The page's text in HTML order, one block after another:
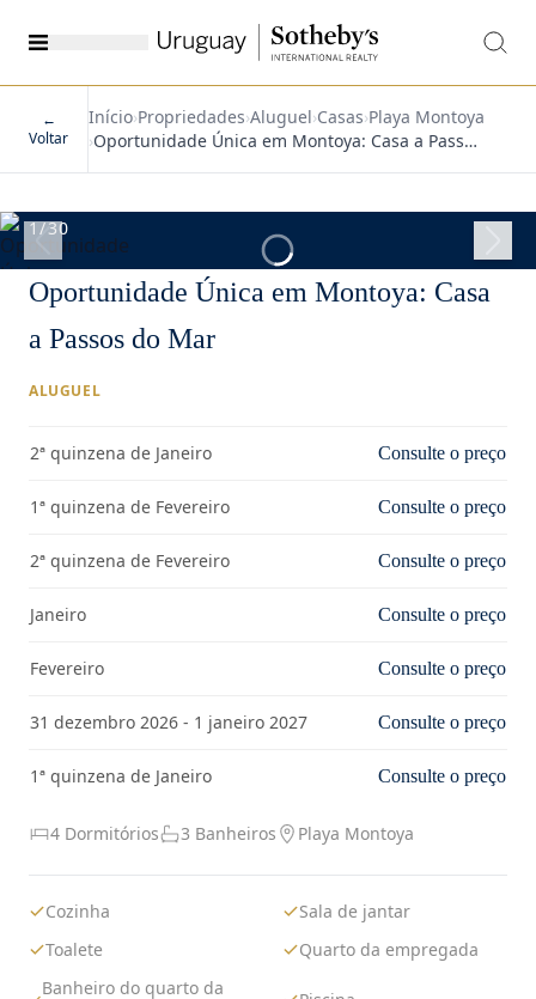
←
Voltar
Início›Propriedades›Aluguel›Casas›Playa Montoya
›Oportunidade Única em Montoya: Casa a Pass…
1/30
Oportunidade Única em Montoya: Casa
a Passos do Mar
ALUGUEL
2ª quinzena de Janeiro Consulte o preço
1ª quinzena de Fevereiro Consulte o preço
2ª quinzena de Fevereiro Consulte o preço
Janeiro Consulte o preço
Fevereiro Consulte o preço
31 dezembro 2026 - 1 janeiro 2027 Consulte o preço
1ª quinzena de Janeiro Consulte o preço
4 Dormitórios 3 Banheiros Playa Montoya
Cozinha
Sala de jantar
Toalete
Quarto da empregada
Banheiro do quarto da